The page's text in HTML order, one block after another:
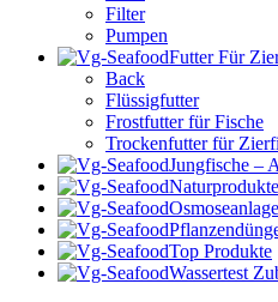
Filter
Pumpen
Futter Für
Back
Flüssigfutter
Frostfutter für Fische
Trockenfutter für
Jungfische –
Naturprodukte
Top Produkte
Wassertest